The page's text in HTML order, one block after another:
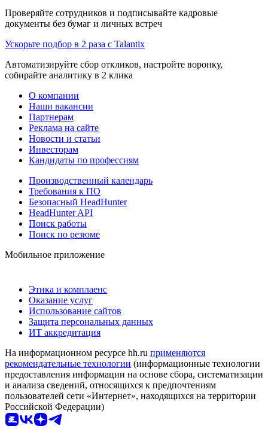
Проверяйте сотрудников и подписывайте кадровые
документы без бумаг и личных встреч
Ускорьте подбор в 2 раза с Talantix
Автоматизируйте сбор откликов, настройте воронку,
собирайте аналитику в 2 клика
О компании
Наши вакансии
Партнерам
Реклама на сайте
Новости и статьи
Инвесторам
Кандидаты по профессиям
Производственный календарь
Требования к ПО
Безопасный HeadHunter
HeadHunter API
Поиск работы
Поиск по резюме
Мобильное приложение
Этика и комплаенс
Оказание услуг
Использование сайтов
Защита персональных данных
ИТ аккредитация
На информационном ресурсе hh.ru применяются
рекомендательные технологии (информационные технологии
предоставления информации на основе сбора, систематизации
и анализа сведений, относящихся к предпочтениям
пользователей сети «Интернет», находящихся на территории
Российской Федерации)